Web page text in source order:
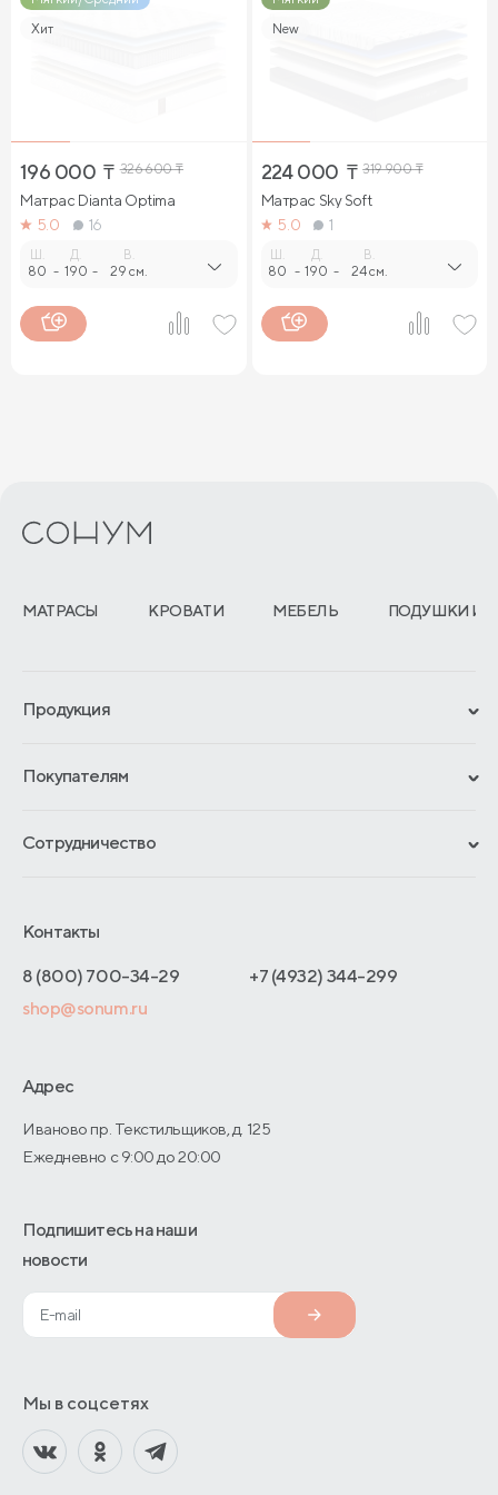
Гипоаллергенные матрасы
Хит
196 000 ₸ 326 600₸
Матрас Dianta Optima
5.0
16
Ш.
80 -
Д.
190 -
В.
29 см.
New
224 000 ₸ 319 900₸
Матрас Sky Soft
5.0
1
Ш.
80 -
Д.
190 -
В.
24 см.
МАТРАСЫ КРОВАТИ МЕБЕЛЬ ПОДУШКИ И
Продукция
Гарантии
Отзывы покупателей
Покупателям
Обмен и возврат
Адреса магазинов
Договор-оферты
Сотрудничество
Отельерам
Оптовые продажи
О производстве
Контакты
8 (800) 700-34-29
+7 (4932) 344-299
shop@sonum.ru
Адрес
Иваново пр. Текстильщиков, д. 125
Ежедневно с 9:00 до 20:00
Подпишитесь на наши
новости
Мы в соцсетях